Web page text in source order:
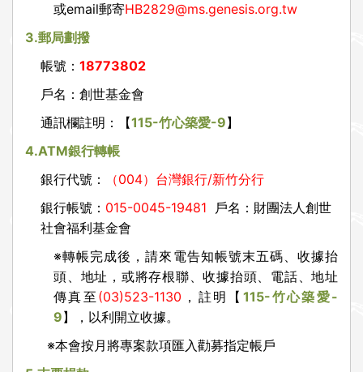
或email郵寄HB2829@ms.genesis.org.tw
3.郵局劃撥
帳號： 18773802
戶名：創世基金會
通訊欄註明：【115-竹心築愛-9】
4.ATM銀行轉帳
銀行代號：
（004）台灣銀行/新竹分行
銀行帳號： 015-0045-19481
戶名：財團法人創世
社會福利基金會
※轉帳完成後，請來電告知帳號末五碼、收據抬
頭、地址，或將存根聯、收據抬頭、電話、地址
傳真至 (03)523-1130 ，註明【 115-竹心築愛-
9】，以利開立收據。
※本會按月將專案款項匯入勸募指定帳戶